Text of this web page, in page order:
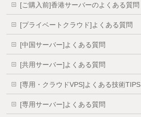
[ご購入前]香港サーバーのよくある質問
[プライベートクラウド]よくある質問
[中国サーバー]よくある質問
[共用サーバー]よくある質問
[専用・クラウドVPS]よくある技術TIPS
[専用サーバー]よくある質問